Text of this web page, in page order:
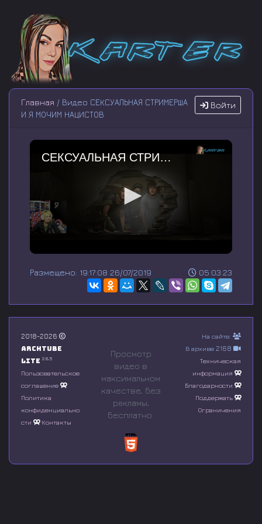
Войти
Главная / Видео СЕКСУАЛЬНАЯ СТРИМЕРША
И Я МОЧИМ НАЦИСТОВ
СЕКСУАЛЬНАЯ СТРИМЕРША И Я МОЧИМ НАЦИСТОВ
e
n
o
f
0
s
o
n
d
05:03:23
Размещено: 19:17:08 26/07/2019
2018-2026
Archtube
Lite 2.8.5
Пользовательское
соглашение
Политика
конфиденциально
сти
Контакты
Просмотр
видео в
максимальном
качестве, без
рeкламы,
бесплатно.
На сайте:
В архиве 2168
Техническая
информация
Благодарности
Поддержать
Ограничения